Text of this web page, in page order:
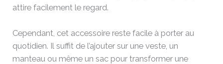
attire facilement le regard.
Cependant, cet accessoire reste facile à porter au
quotidien. Il suffit de l’ajouter sur une veste, un
manteau ou même un sac pour transformer une